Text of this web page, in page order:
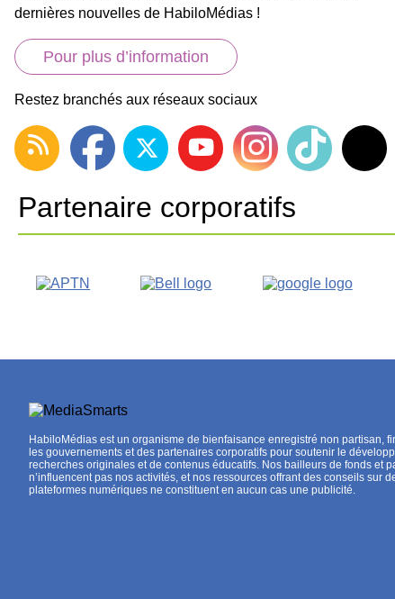
dernières nouvelles de HabiloMédias !
Pour plus d’information
Restez branchés aux réseaux sociaux
Partenaire corporatifs
HabiloMédias est un organisme de bienfaisance enregistré non partisan,
les gouvernements et des partenaires corporatifs pour soutenir le
recherches originales et de contenus éducatifs. Nos bailleurs de fonds et
n’influencent pas nos activités, et nos ressources offrant des conseils sur
plateformes numériques ne constituent en aucun cas une publicité.